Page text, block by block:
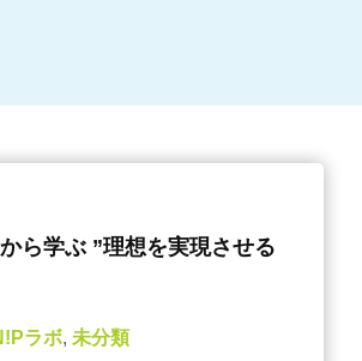
ら学ぶ ”理想を実現させる
ラボ, 未分類